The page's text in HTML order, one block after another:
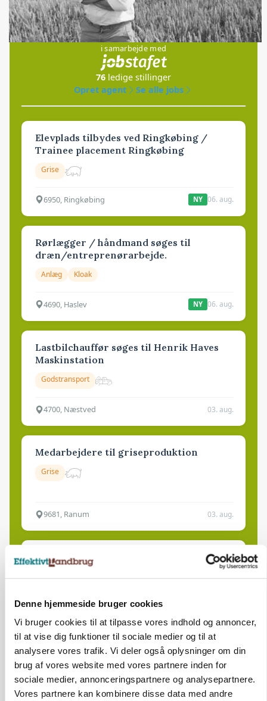
Denne hjemmeside bruger cookies
Vi bruger cookies til at tilpasse vores indhold og annoncer,
til at vise dig funktioner til sociale medier og til at
analysere vores trafik. Vi deler også oplysninger om din
brug af vores website med vores partnere inden for
sociale medier, annonceringspartnere og analysepartnere.
Vores partnere kan kombinere disse data med andre
Jobs
i samarbejde med
76 ledige stillinger
Opret agent
Se alle jobs
Elevplads tilbydes ved Ringkøbing /
Trainee placement Ringkøbing
Grise
6950, Ringkøbing NY 06. aug.
Rørlægger / håndmand søges til
dræn/entreprenørarbejde.
Anlæg Kloak
4690, Haslev NY 06. aug.
Lastbilchauffør søges til Henrik Haves
Maskinstation
Godstransport
4700, Næstved 03. aug.
Medarbejdere til griseproduktion
Grise
9681, Ranum 03. aug.
Kalvepasser til ejendom i udvikling søges
Kalve
6392, Bolderslev 03. aug.
Leder til klimastald
Klimastald